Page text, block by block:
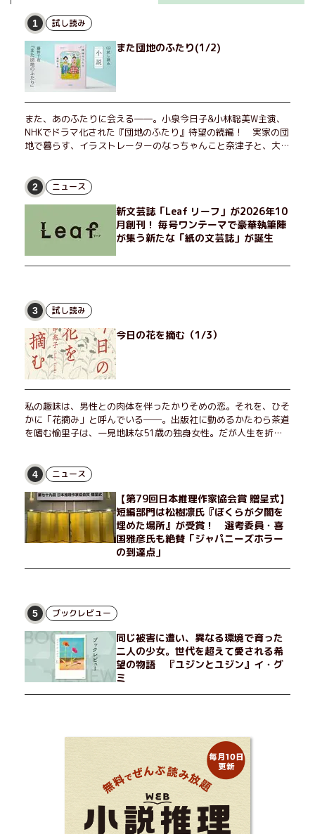
1 試し読み
また団地のふたり(1/2)
また、あのふたりに会える――。小泉今日子&小林聡美W主演、
NHKでドラマ化された『団地のふたり』待望の続編！ 実家の団
地で暮らす、イラストレーターのなっちゃんこと奈津子と、大学
げたり、部屋でふたりだけの「台湾映画祭」を催したり。50代
独身、幼なじみの変わらぬ友情とささやかな幸せの日々を描く。
2 ニュース
新文芸誌「Leaf リーフ」が2026年10
月創刊！ 毎号ワンテーマで豪華執筆陣
が集う新たな「紙の文芸誌」が誕生
3 試し読み
今日の花を摘む（1/3）
私の趣味は、男性との肉体を伴ったかりそめの恋。それを、ひそ
かに「花摘み」と呼んでいる──。出版社に勤めるかたわら茶道
を嗜む愉里子は、一見地味な51歳の独身女性。だが人生を折り
せる男が現れた。茶の湯の粋人、70歳の万江島だ。だが彼に
は、ある秘密があった……。自分の心と身体を偽らない女たちの
姿と、その連帯を描く。赤裸々にして切実な、セクシュアリティ
をめぐる物語。
4 ニュース
【第79回日本推理作家協会賞 贈呈式】
短編部門は松樹凛氏『ぼくらが夕闇を
埋めた場所』が受賞！ 選考委員・喜
国雅彦氏も絶賛「ジャパニーズホラー
の到達点」
5 ブックレビュー
同じ被害に遭い、異なる環境で育った
二人の少女。世代を超えて愛される希
望の物語 『ユジンとユジン』イ・グ
ミ